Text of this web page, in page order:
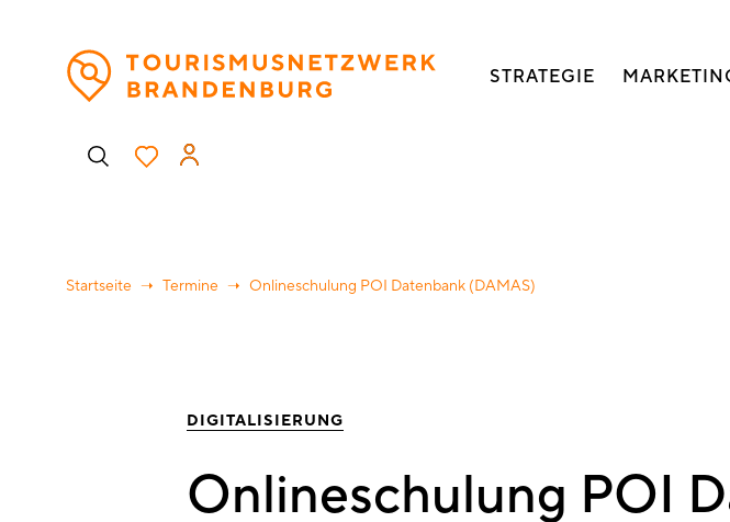
STRATEGIE
Benutzermenü
Startseite Termine Onlineschulung POI Datenbank (DAMAS)
DIGITALISIERUNG
Onlineschulung POI